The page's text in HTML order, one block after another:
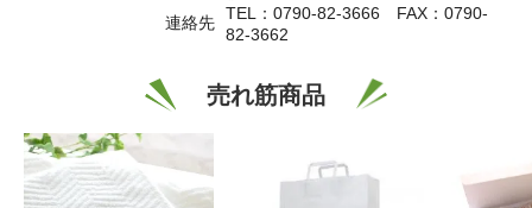
連絡先 TEL：0790-82-3666 FAX：0790-
82-3662
売れ筋商品